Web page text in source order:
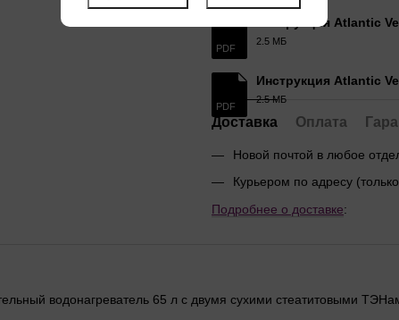
PDF
Инструкция Atlantic
2.5 МБ
PDF
Инструкция Atlantic
2.5 МБ
Доставка Оплата
Новой почтой в любое
Курьером по адресу
Подробнее о доставке:
водонагреватель 65 л с двумя сухими стеатитовыми